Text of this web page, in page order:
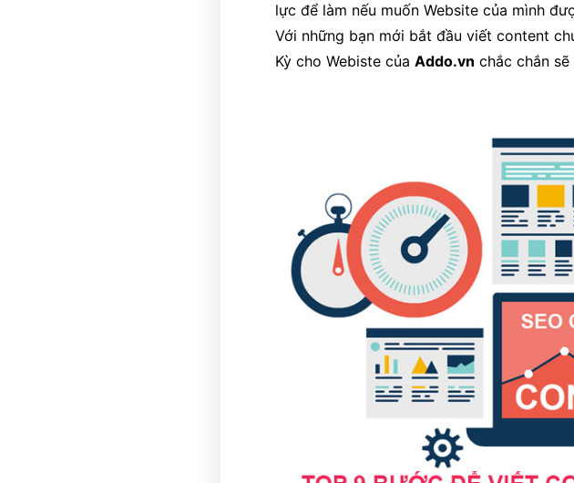
lực để làm nếu muốn Website của mình
Với những bạn mới bắt đầu viết content
Kỳ cho Webiste của Addo.vn chắc chắn